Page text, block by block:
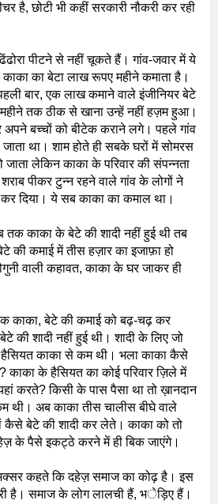
है, छोटी भी कहीं सरकारी नौकरी कर रही
पीटने से नहीं चूकते हैं। गांव-जवार में ये
का बेटा लाख रूपए महीने कमाता है।
बार, एक लाख कमाने वाले इंजीनियर बेटे
महीने तक ठीक से खाना उन्हें नहीं हज़म हुआ।
अपने बच्चों को बीटेक कराने लगे। पहले गांव
जाता था। शाम होते ही सबके घरों में सोमरस
लेकिन काका के परिवार की संपन्नता
पीकर टुन्न रहने वाले गांव के लोगों ने
दिया। ये सब काका का कमाल था।
तक काका के बेटे की शादी नहीं हुई थी तब
की कमाई में तीस हज़ार का इजाफ़ा हो
वाली कहावत, काका के घर जाकर ही
काका, बेटे की कमाई को बढ़-चढ़ कर
की शादी नहीं हुई थी। शादी के लिए जो
काका से कम थी। भला काका कैसे
काका के हैसियत का कोई परिवार ज़िले में
करते? किसी के पास पैसा था तो ख़ानदान
थी। अब काका तीस चालीस बीघे वाले
कैसे बेटे की शादी कर लेते। काका को तो
के पैसे इकट्ठे करने में ही बिक जाएंगे।
कहते कि दहेज़ समाज का कोढ़ है। इस
है। समाज के लोग लालची हैं, भेड़िए हैं।